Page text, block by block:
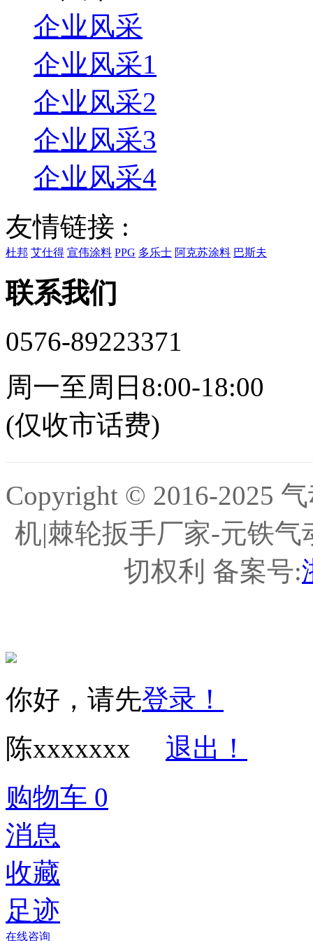
企业风采
企业风采1
企业风采2
企业风采3
企业风采4
友情链接 :
杜邦 艾仕得 宣伟涂料 PPG 多乐士 阿克苏涂料 巴斯夫
联系我们
0576-89223371
周一至周日8:00-18:00
(仅收市话费)
Copyright © 2016-2025
机|棘轮扳手厂家-元铁
切权利 备案号:
你好，请先登录！
陈xxxxxxx
退出！
购物车 0
消息
收藏
足迹
在线咨询